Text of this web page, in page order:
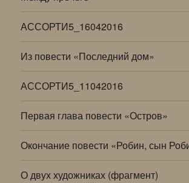
АССОРТИ5_16042016
Из повести «Последний дом»
АССОРТИ5_11042016
Первая глава повести «Остров»
Окончание повести «Робин, сын
О двух художниках (фрагмент)